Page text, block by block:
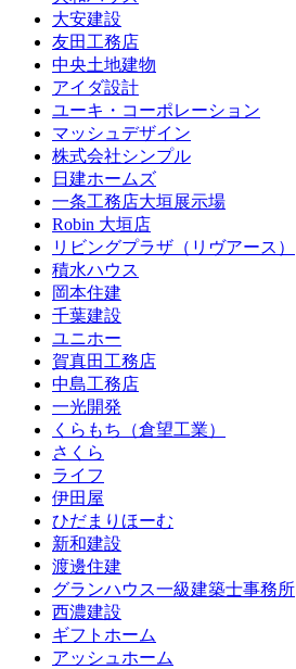
大安建設
友田工務店
中央土地建物
アイダ設計
ユーキ・コーポレーション
マッシュデザイン
株式会社シンプル
日建ホームズ
一条工務店大垣展示場
Robin 大垣店
リビングプラザ（リヴアース）
積水ハウス
岡本住建
千葉建設
ユニホー
賀真田工務店
中島工務店
一光開発
くらもち（倉望工業）
さくら
ライフ
伊田屋
ひだまりほーむ
新和建設
渡邊住建
グランハウス一級建築士事務所
西濃建設
ギフトホーム
アッシュホーム